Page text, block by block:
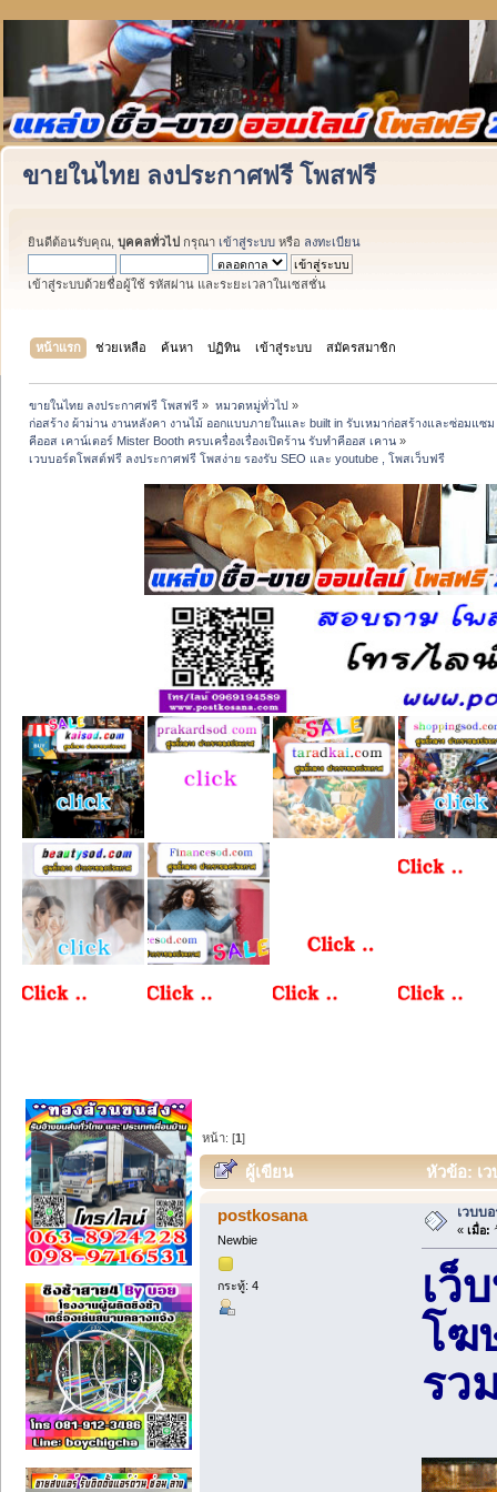
ขายในไทย ลงประกาศฟรี โพสฟรี
ยินดีต้อนรับคุณ, บุคคลทั่วไป กรุณา เข้าสู่ระบบ หรือ ลงทะเบียน
เข้าสู่ระบบด้วยชื่อผู้ใช้ รหัสผ่าน และระยะเวลาในเซสชั่น
หน้าแรก ช่วยเหลือ ค้นหา ปฏิทิน เข้าสู่ระบบ สมัครสมาชิก
ขายในไทย ลงประกาศฟรี โพสฟรี » หมวดหมู่ทั่วไป»
ก่อสร้าง ผ้าม่าน งานหลังคา งานไม้ ออกแบบภายในและ built in รับเหมาก่อสร้างและซ่อมแ
คีออส เคาน์เตอร์ Mister Booth ครบเครื่องเรื่องเปิดร้าน รับทำคีออส เคาน »
เวบบอร์ดโพสต์ฟรี ลงประกาศฟรี โพสง่าย รองรับ SEO และ youtube , โพสเว็บฟรี
หน้า: [1]
ผู้เขียน หัวข้อ: เ
postkosana
Newbie
กระทู้: 4
เวบบ
« เมื่อ:
เว็
โฆ
รว